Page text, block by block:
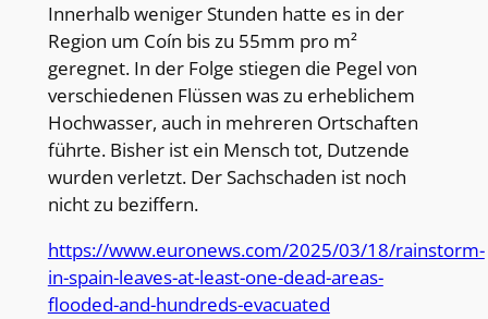
Innerhalb weniger Stunden hatte es in der
Region um Coín bis zu 55mm pro m²
geregnet. In der Folge stiegen die Pegel von
verschiedenen Flüssen was zu erheblichem
Hochwasser, auch in mehreren Ortschaften
führte. Bisher ist ein Mensch tot, Dutzende
wurden verletzt. Der Sachschaden ist noch
nicht zu beziffern.
https://www.euronews.com/2025/03/18/rainstorm-
in-spain-leaves-at-least-one-dead-areas-
flooded-and-hundreds-evacuated